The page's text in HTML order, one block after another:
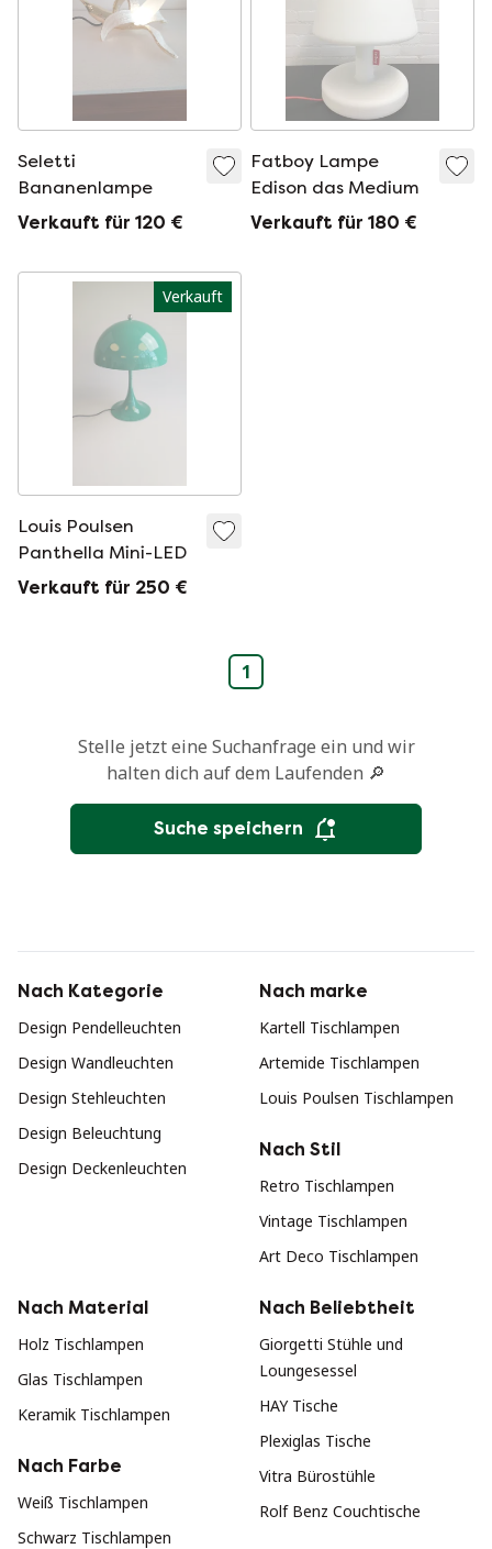
Seletti
Bananenlampe
Verkauft für 120 €
Fatboy Lampe
Edison das Medium
Verkauft für 180 €
Verkauft
Louis Poulsen
Panthella Mini-LED
Verkauft für 250 €
1
Stelle jetzt eine Suchanfrage ein und wir
halten dich auf dem Laufenden 🔎
Suche speichern
Nach Kategorie
Design Pendelleuchten
Design Wandleuchten
Design Stehleuchten
Design Beleuchtung
Design Deckenleuchten
Nach marke
Kartell Tischlampen
Artemide Tischlampen
Louis Poulsen Tischlampen
Nach Stil
Retro Tischlampen
Vintage Tischlampen
Art Deco Tischlampen
Nach Material
Holz Tischlampen
Glas Tischlampen
Keramik Tischlampen
Nach Farbe
Weiß Tischlampen
Schwarz Tischlampen
Nach Beliebtheit
Giorgetti Stühle und
Loungesessel
HAY Tische
Plexiglas Tische
Vitra Bürostühle
Rolf Benz Couchtische